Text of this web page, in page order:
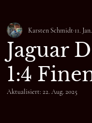
Jaguar
1:4
Karsten Schmidt 11.
Aktualisiert: 22. Aug. 2025